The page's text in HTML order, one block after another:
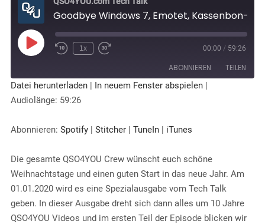
1x 00:00 / 59:26
ABONNIEREN TEILEN
Spotify
TEILEN
LINK
Datei herunterladen| In neuem Fenster abspielen|
Audiolänge: 59:26
Abonnieren: Spotify| Stitcher| TuneIn| iTunes
Die gesamte QSO4YOU Crew wünscht euch schöne
Weihnachtstage und einen guten Start in das neue Jahr. Am
01.01.2020 wird es eine Spezialausgabe vom Tech Talk
geben. In dieser Ausgabe dreht sich dann alles um 10 Jahre
QSO4YOU Videos und im ersten Teil der Episode blicken wir